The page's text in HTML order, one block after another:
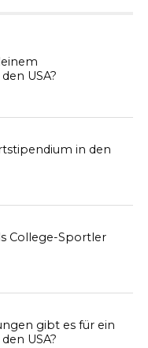
USA?
in den
College-Sportler
gibt es für ein
USA?